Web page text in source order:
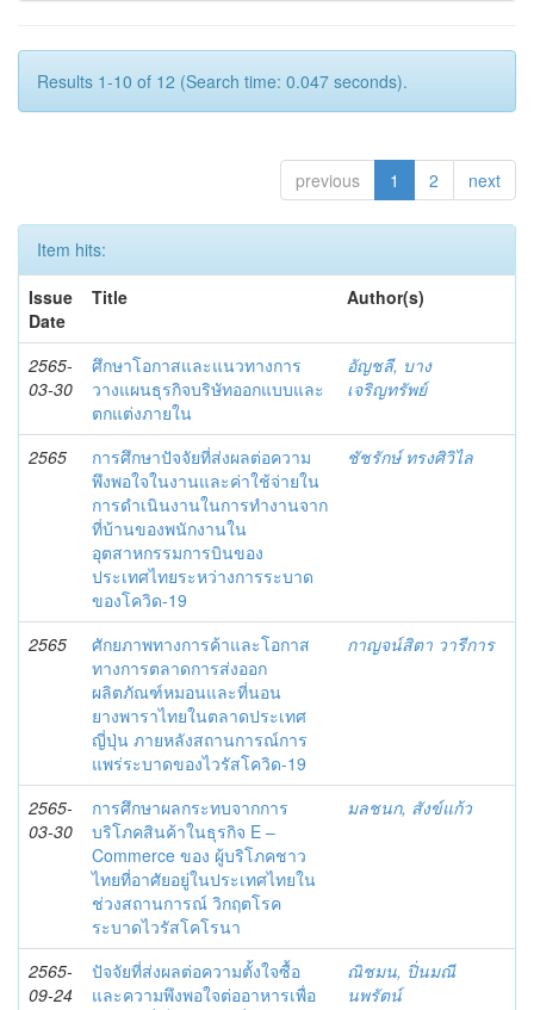
Results 1-10 of 12 (Search time: 0.047 seconds).
previous 1 2 next
Item hits:
Issue
Date
Title Author(s)
2565-
03-30
ศึกษาโอกาสและแนวทางการ
วางแผนธุรกิจบริษัทออกแบบและ
ตกแต่งภายใน
อัญชลี, บาง
เจริญทรัพย์
2565
การศึกษาปัจจัยที่ส่งผลต่อความ
พึงพอใจในงานและค่าใช้จ่ายใน
การดำเนินงานในการทำงานจาก
ที่บ้านของพนักงานใน
อุตสาหกรรมการบินของ
ประเทศไทยระหว่างการระบาด
ของโควิด-19
ชัชรักษ์ ทรงศิวิไล
2565
ศักยภาพทางการค้าและโอกาส
ทางการตลาดการส่งออก
ผลิตภัณฑ์หมอนและที่นอน
ยางพาราไทยในตลาดประเทศ
ญี่ปุ่น ภายหลังสถานการณ์การ
แพร่ระบาดของไวรัสโควิด-19
กาญจน์สิตา วารีการ
2565-
03-30
การศึกษาผลกระทบจากการ
บริโภคสินค้าในธุรกิจ E –
Commerce ของ ผู้บริโภคชาว
ไทยที่อาศัยอยู่ในประเทศไทยใน
ช่วงสถานการณ์ วิกฤตโรค
ระบาดไวรัสโคโรนา
มลชนก, สังข์แก้ว
2565-
09-24
ปัจจัยที่ส่งผลต่อความตั้งใจซื้อ
และความพึงพอใจต่ออาหารเพื่อ
ณิชมน, ปิ่นมณี
นพรัตน์